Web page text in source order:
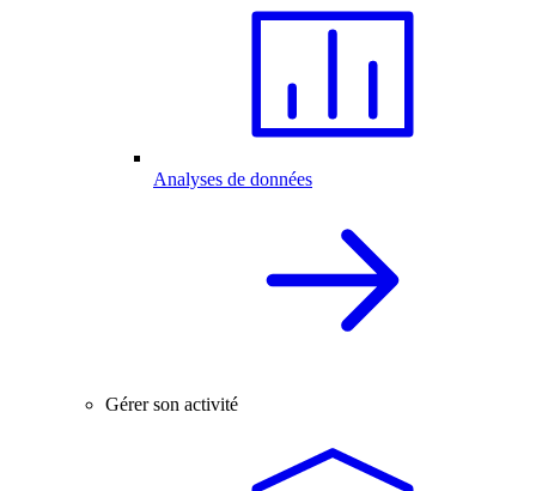
Analyses de données
Gérer son activité